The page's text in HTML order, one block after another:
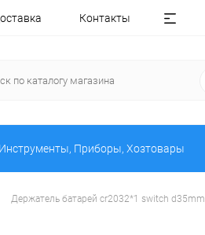
Контакты
Инструменты, Приборы, Хозтовары
Держатель батарей cr2032*1 switch d35mm